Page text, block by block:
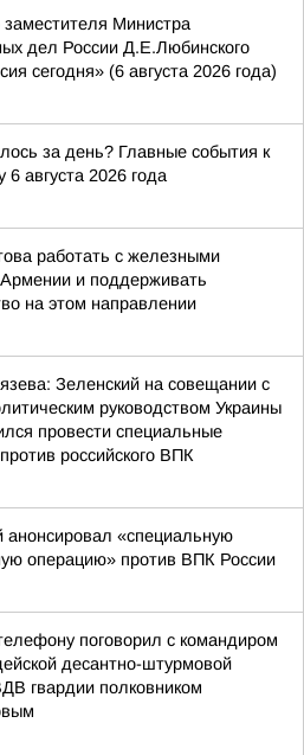
Министра
дел России Д.Е.Любинского
сегодня» (6 августа 2026 года)
за день? Главные события к
6 августа 2026 года
работать с железными
и поддерживать
на этом направлении
Зеленский на совещании с
руководством Украины
провести специальные
российского ВПК
анонсировал «специальную
операцию» против ВПК России
поговорил с командиром
десантно-штурмовой
гвардии полковником